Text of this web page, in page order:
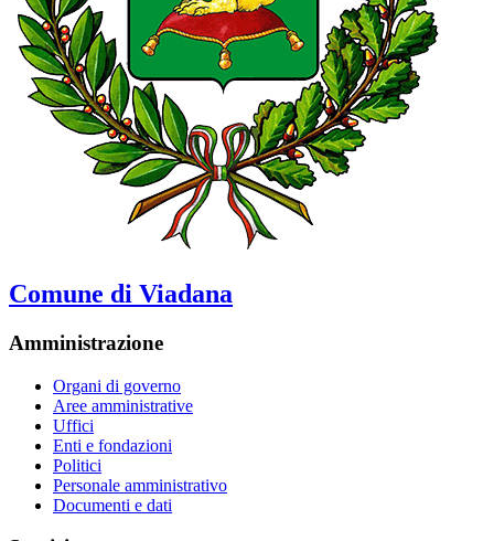
Comune di Viadana
Amministrazione
Organi di governo
Aree amministrative
Uffici
Enti e fondazioni
Politici
Personale amministrativo
Documenti e dati